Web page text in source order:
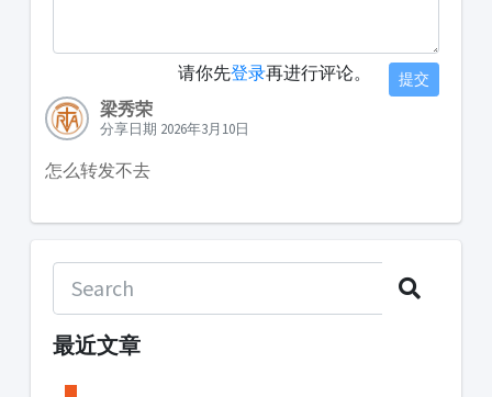
请你先登录再进行评论。 提交
梁秀荣
分享日期 2026年3月10日
怎么转发不去
最近文章